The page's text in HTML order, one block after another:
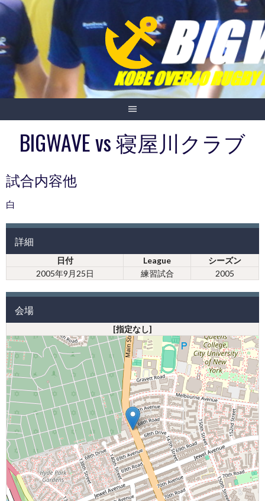
Skip
content
BIGWAVE vs 寝屋川クラブ
試合内容他
白
詳細
日付 League
シーズン
2005年9月25日
練習試合 2005
会場
[指定なし]